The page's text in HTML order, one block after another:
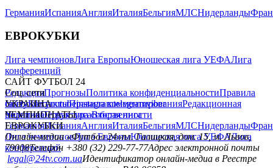
ГерманияИспанияАнглияИталияБельгияМЛСНидерланды
ЕВРОКУБКИ
Лига чемпионовЛига ЕвропыЮношеская лига УЕФАЛига
конференций
САЙТ ФУТБОЛ 24
РедакцияПрогнозыПолитика конфиденциальностиПравила
сайтуКонтактыПравила комментированияРедакционная
политикаСтруктура собственности
Соц. сети
facebookxyoutubeinstagramtelegramviber
УКРАИНА
УкраинаПервая лигаВторая лига
ЧЕМПИОНАТЫ
ГерманияИспанияАнглияИталияБельгияМЛСНидерланды
ЕВРОКУБКИ
Лига чемпионовЛига ЕвропыЮношеская лига УЕФАЛига
конференций
Онлайн-медиа «Футбол 24»пл. Галицкая, дом. 15, м. Львов,
79008Телефон +380 (32) 229-77-77Адрес электронной почты
legal@24tv.com.uaИдентификатор онлайн-медиа в Реестре